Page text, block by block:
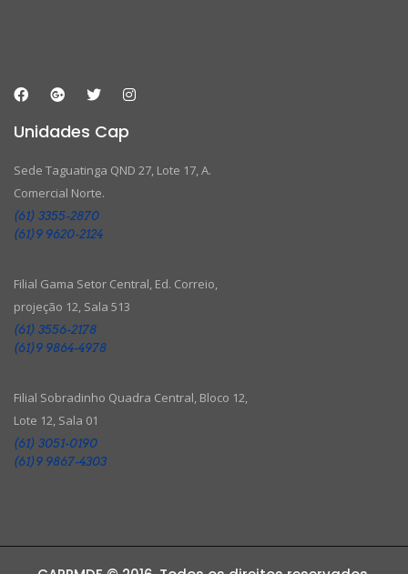
Unidades Cap
Sede Taguatinga QND 27, Lote 17, A.
Comercial Norte.
(61) 3355-2870
(61)9 9620-2124
Filial Gama Setor Central, Ed. Correio,
projeção 12, Sala 513
(61) 3556-2178
(61)9 9864-4978
Filial Sobradinho Quadra Central, Bloco 12,
Lote 12, Sala 01
(61) 3051-0190
(61)9 9867-4303